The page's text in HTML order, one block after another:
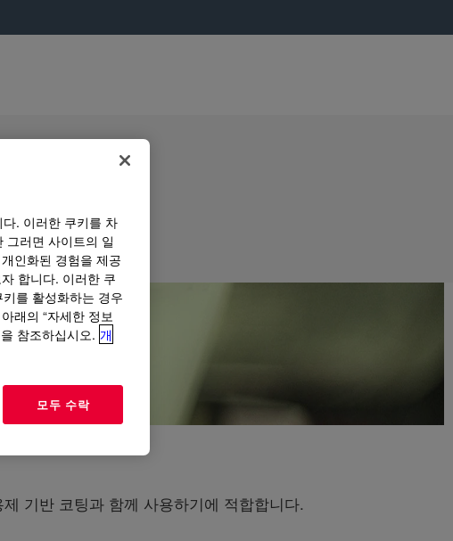
기반 코팅과 함께 사용하기에 적합합니다.
. 이러한 쿠키를 차
그러면 사이트의 일
인화된 경험을 제공
합니다. 이러한 쿠
를 활성화하는 경우
래의 “자세한 정보
참조하십시오. 개
모두 수락